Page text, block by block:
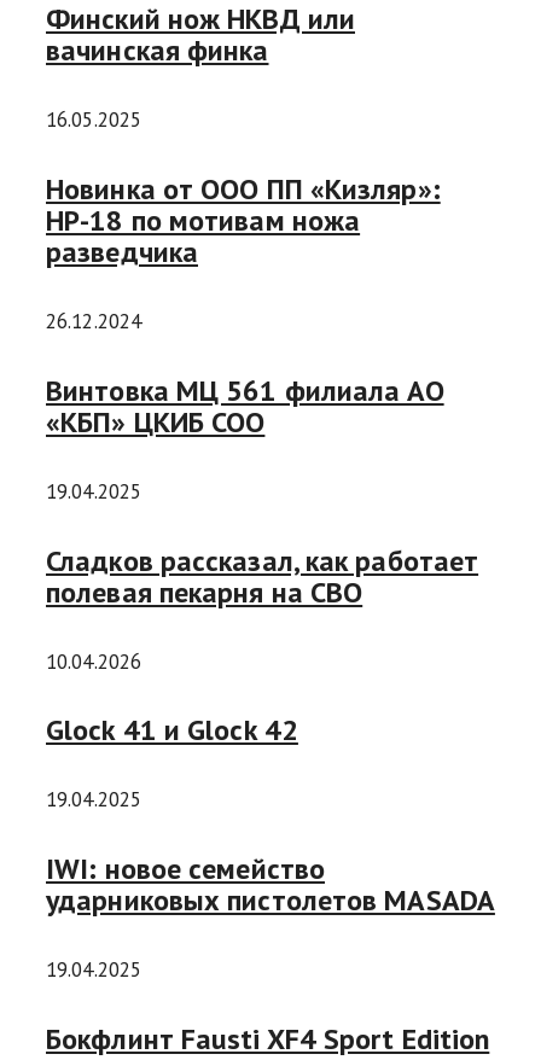
Финский нож НКВД или
вачинская финка
16.05.2025
Новинка от ООО ПП «Кизляр»:
НР-18 по мотивам ножа
разведчика
26.12.2024
Винтовка МЦ 561 филиала АО
«КБП» ЦКИБ СОО
19.04.2025
Сладков рассказал, как работает
полевая пекарня на СВО
10.04.2026
Glock 41 и Glock 42
19.04.2025
IWI: новое семейство
ударниковых пистолетов MASADA
19.04.2025
Бокфлинт Fausti XF4 Sport Edition